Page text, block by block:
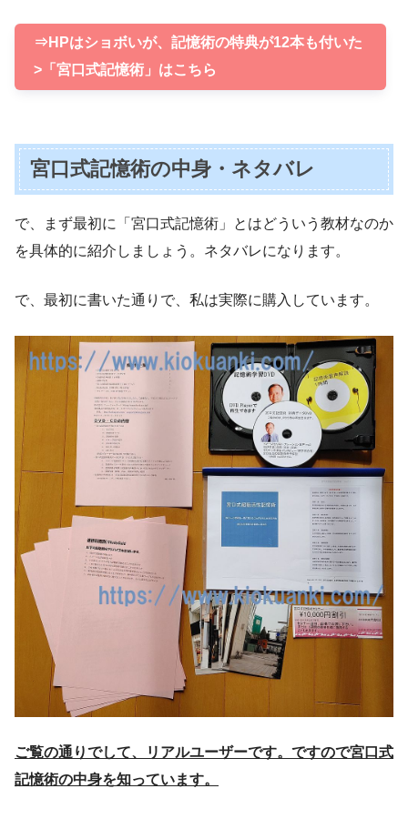
⇒HPはショボいが、記憶術の特典が12本も付いた
>「宮口式記憶術」はこちら
宮口式記憶術の中身・ネタバレ
で、まず最初に「宮口式記憶術」とはどういう教材なのか
を具体的に紹介しましょう。ネタバレになります。
で、最初に書いた通りで、私は実際に購入しています。
ご覧の通りでして、リアルユーザーです。ですので宮口式
記憶術の中身を知っています。